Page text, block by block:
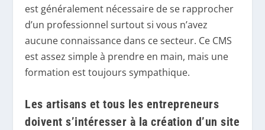
est généralement nécessaire de se rapprocher
d’un professionnel surtout si vous n’avez
aucune connaissance dans ce secteur. Ce CMS
est assez simple à prendre en main, mais une
formation est toujours sympathique.
Les artisans et tous les entrepreneurs
doivent s’intéresser à la création d’un site